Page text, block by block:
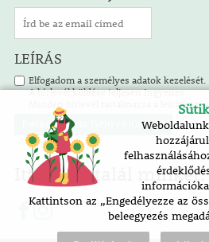
LEÍRÁS
Elfogadom a személyes adatok kezelését.
A hírlevél küldése teljesen ingyenes.
Minden hírlevél tartalmazza a leiratkozás
Itt is megtalál minket!
Kattintson az „Engedélyezze az
beleegyezés